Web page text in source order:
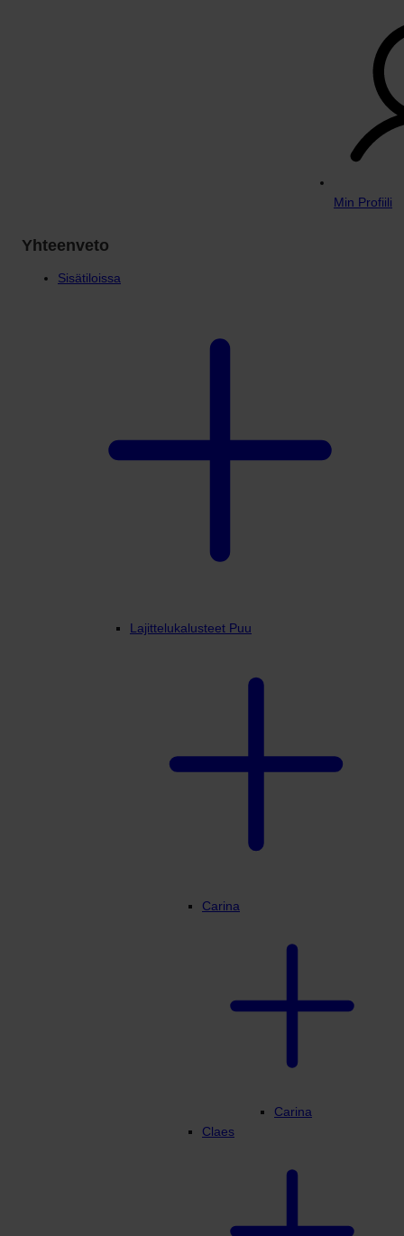
Min Profiili
Yhteenveto
Sisätiloissa
Lajittelukalusteet Puu
Carina
Carina
Claes